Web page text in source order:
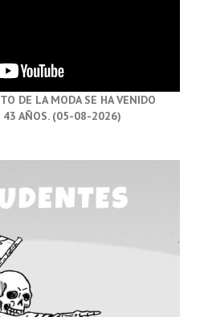
DE LA MODA SE HA VENIDO
43 AÑOS. (05-08-2026)